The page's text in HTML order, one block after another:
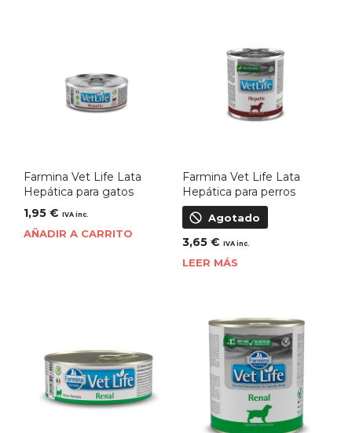
Farmina Vet Life Lata
Hepática para gatos
1,95 € IVA inc.
AÑADIR A CARRITO
Farmina Vet Life Lata
Hepática para perros
Agotado
3,65 € IVA inc.
LEER MÁS